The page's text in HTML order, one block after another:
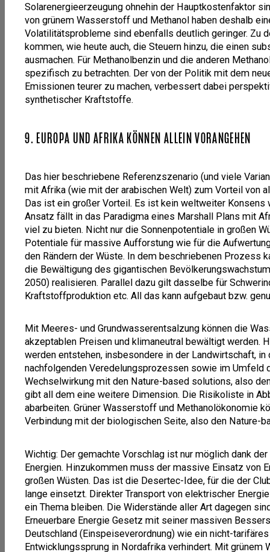
Solarenergieerzeugung ohnehin der Hauptkostenfaktor
von grünem Wasserstoff und Methanol haben deshalb
Volatilitätsprobleme sind ebenfalls deutlich geringer. Zu
kommen, wie heute auch, die Steuern hinzu, die einen
ausmachen. Für Methanolbenzin und die anderen
spezifisch zu betrachten. Der von der Politik mit dem
Emissionen teurer zu machen, verbessert dabei
synthetischer Kraftstoffe.
9. EUROPA UND AFRIKA KÖNNEN ALLEIN VORANGEHEN
Das hier beschriebene Referenzszenario (und viele
mit Afrika (wie mit der arabischen Welt) zum Vorteil von
Das ist ein großer Vorteil. Es ist kein weltweiter Konsens
Ansatz fällt in das Paradigma eines Marshall Plans mit
viel zu bieten. Nicht nur die Sonnenpotentiale in großen
Potentiale für massive Aufforstung wie für die
den Rändern der Wüste. In dem beschriebenen Prozess
die Bewältigung des gigantischen
2050) realisieren. Parallel dazu gilt dasselbe für
Kraftstoffproduktion etc. All das kann aufgebaut bzw.
Mit Meeres- und Grundwasserentsalzung können die
akzeptablen Preisen und klimaneutral bewältigt werden.
werden entstehen, insbesondere in der Landwirtschaft,
nachfolgenden Veredelungsprozessen sowie im Umfeld
Wechselwirkung mit den Nature-based solutions, also
gibt all dem eine weitere Dimension. Die Risikoliste in
abarbeiten. Grüner Wasserstoff und Methanolökonomie
Verbindung mit der biologischen Seite, also den Nature-
Wichtig: Der gemachte Vorschlag ist nur möglich dank
Energien. Hinzukommen muss der massive Einsatz von
großen Wüsten. Das ist die Desertec-Idee, für die der
lange einsetzt. Direkter Transport von elektrischer
ein Thema bleiben. Die Widerstände aller Art dagegen
Erneuerbare Energie Gesetz mit seiner massiven
Deutschland (Einspeiseverordnung) wie ein nicht-
Entwicklungssprung in Nordafrika verhindert. Mit